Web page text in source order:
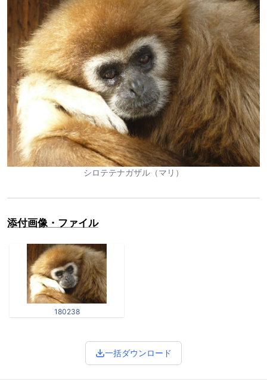
シロテテナガザル（マリ）
添付画像・ファイル
180238
一括ダウンロード